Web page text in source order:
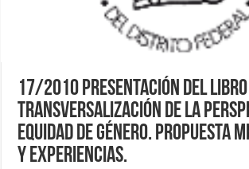
17/2010 Presentación del libro
Transversalización de la
Equidad de Género. Propuesta
y experiencias.